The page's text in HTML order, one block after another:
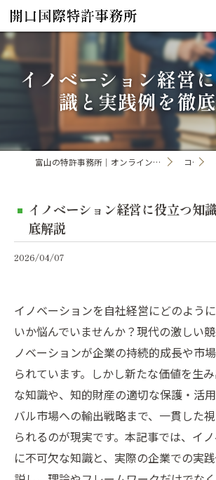
イノベーション経営
識と実践例を徹
富山の特許事務所｜オンライン手続き・申請・出願なら「開口国際特許事務所」 コラム
イノベーション経営に役立つ知
底解説
2026/04/07
イノベーションを自社経営にどのよう
いか悩んでいませんか？現代の激しい
ノベーションが企業の持続的成長や市
られています。しかし新たな価値を生
な知識や、知的財産の適切な保護・活
バル市場への輸出戦略まで、一貫した
られるのが現実です。本記事では、イ
に不可欠な知識と、実際の企業での実